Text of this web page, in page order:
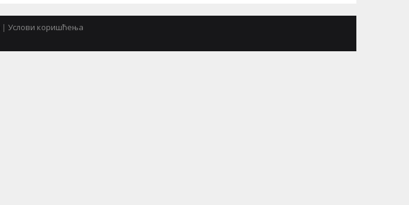
| Услови коришћења